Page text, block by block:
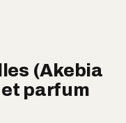
(Akebia
parfum